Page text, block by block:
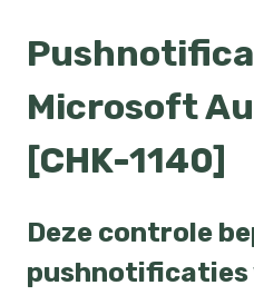
Microsoft
[CHK-1140]
Deze controle